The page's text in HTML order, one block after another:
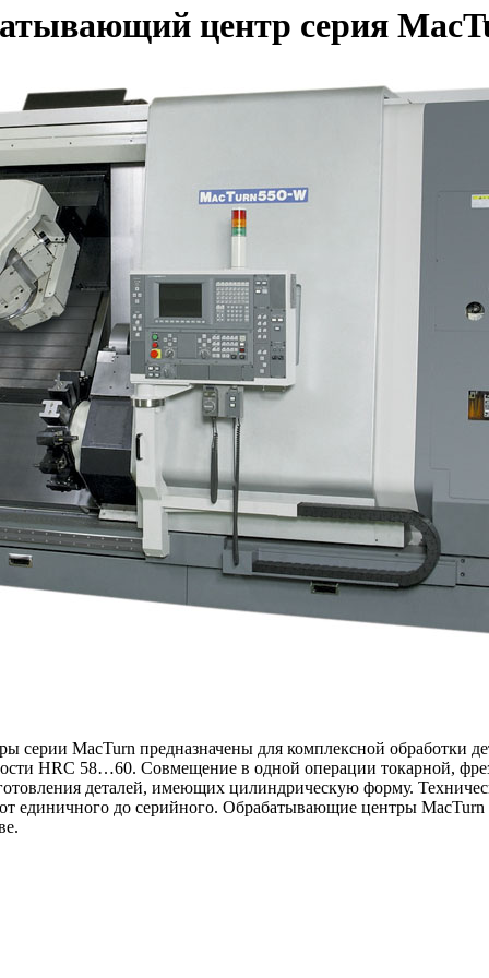
центр серия
MacTurn предназначены для комплексной обработки
HRC 58…60. Совмещение в одной операции токарной,
деталей, имеющих цилиндрическую форму.
единичного до серийного. Обрабатывающие центры